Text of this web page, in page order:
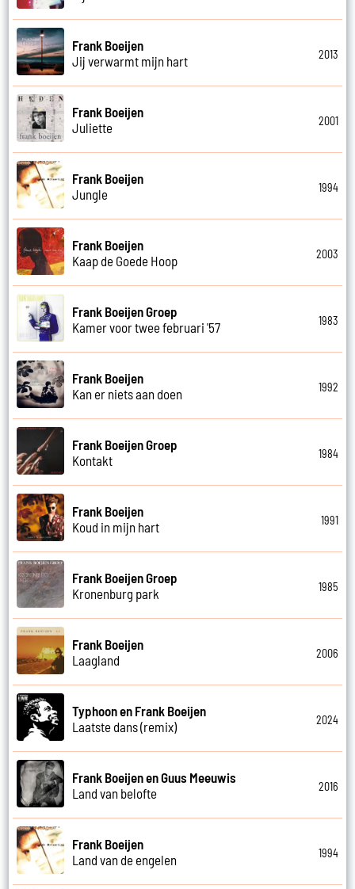
Frank Boeijen
Jij verwarmt mijn hart
2013
Frank Boeijen
Juliette
2001
Frank Boeijen
Jungle
1994
Frank Boeijen
Kaap de Goede Hoop
2003
Frank Boeijen Groep
Kamer voor twee februari '57
1983
Frank Boeijen
Kan er niets aan doen
1992
Frank Boeijen Groep
Kontakt
1984
Frank Boeijen
Koud in mijn hart
1991
Frank Boeijen Groep
Kronenburg park
1985
Frank Boeijen
Laagland
2006
Typhoon en Frank Boeijen
Laatste dans (remix)
2024
Frank Boeijen en Guus Meeuwis
Land van belofte
2016
Frank Boeijen
Land van de engelen
1994